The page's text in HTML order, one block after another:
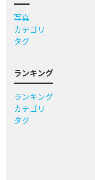
写真
カテゴリ
タグ
ランキング
ランキング
カテゴリ
タグ